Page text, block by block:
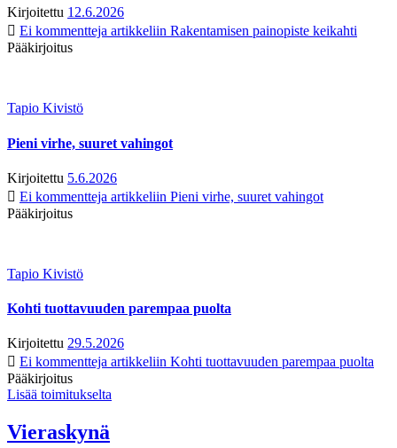
Kirjoitettu 12.6.2026
Ei kommentteja artikkeliin Rakentamisen painopiste keikahti
Pääkirjoitus
Tapio Kivistö
Pieni virhe, suuret vahingot
Kirjoitettu 5.6.2026
Ei kommentteja artikkeliin Pieni virhe, suuret vahingot
Pääkirjoitus
Tapio Kivistö
Kohti tuottavuuden parempaa puolta
Kirjoitettu 29.5.2026
Ei kommentteja artikkeliin Kohti tuottavuuden parempaa puolta
Pääkirjoitus
Lisää toimitukselta
Vieraskynä